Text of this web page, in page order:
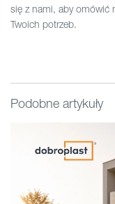
się z nami, aby omówić
Twoich potrzeb.
Podobne artykuły